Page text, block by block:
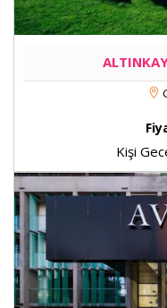
Kişi